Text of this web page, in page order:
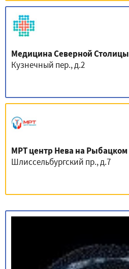
Медицина Северной Столицы
Кузнечный пер., д.2
МРТ центр Нева на Рыбацком
Шлиссельбургский пр., д.7